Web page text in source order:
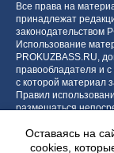
Все права на
принадлежат
законодательством
Использование
PROKUZBASS.RU,
правообладателя и
с которой материал
Правил
размещаться
блока.
Оставаясь на
cookies,